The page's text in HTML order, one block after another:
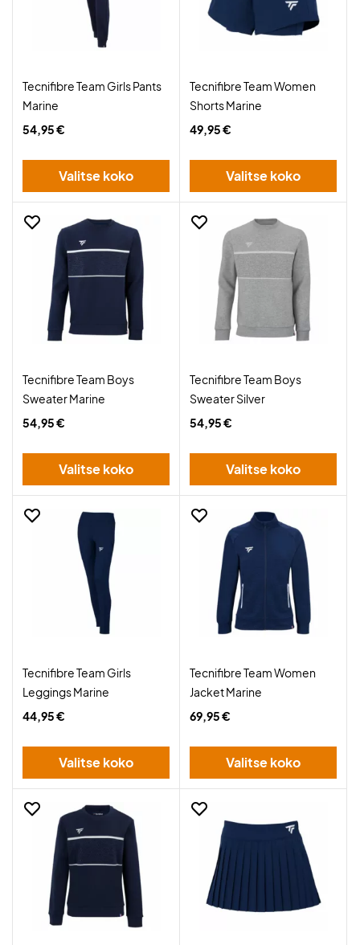
Tecnifibre Team Girls Pants
Marine
54,95 €
Valitse koko
Tecnifibre Team Women
Shorts Marine
49,95 €
Valitse koko
Tecnifibre Team Boys
Sweater Marine
54,95 €
Valitse koko
Tecnifibre Team Boys
Sweater Silver
54,95 €
Valitse koko
Tecnifibre Team Girls
Leggings Marine
44,95 €
Valitse koko
Tecnifibre Team Women
Jacket Marine
69,95 €
Valitse koko